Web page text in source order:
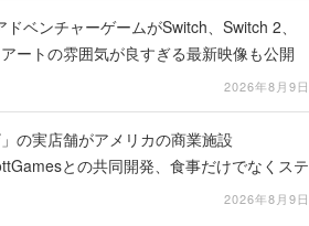
ベンチャーゲームがSwitch、Switch 2、
ートの雰囲気が良すぎる最新映像も公開
2026年8月9日
の実店舗がアメリカの商業施設
との共同開発、食事だけでなくステ
2026年8月9日